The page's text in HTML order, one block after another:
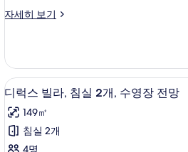
모
보
기
자세히 보기
스
룸
자
세
히
보
기
WiFi, 각각 다르게 가구 비치
디
럭
스
빌
디럭스
25
디럭스 빌라, 침실 2개, 수영장 전망
149㎡
침실 2개
4명